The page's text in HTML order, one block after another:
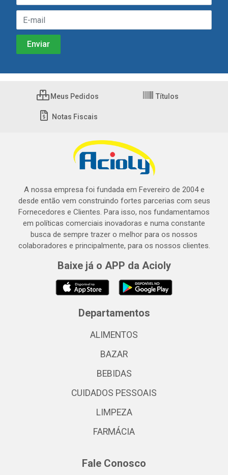
Meus Pedidos Títulos
Notas Fiscais
A nossa empresa foi fundada em Fevereiro de 2004 e
desde então vem construindo fortes parcerias com seus
Fornecedores e Clientes. Para isso, nos fundamentamos
em políticas comerciais inovadoras e numa constante
busca de sempre trazer o melhor para os nossos
colaboradores e principalmente, para os nossos clientes.
Baixe já o APP da Acioly
Departamentos
ALIMENTOS
BAZAR
BEBIDAS
CUIDADOS PESSOAIS
LIMPEZA
FARMÁCIA
Fale Conosco